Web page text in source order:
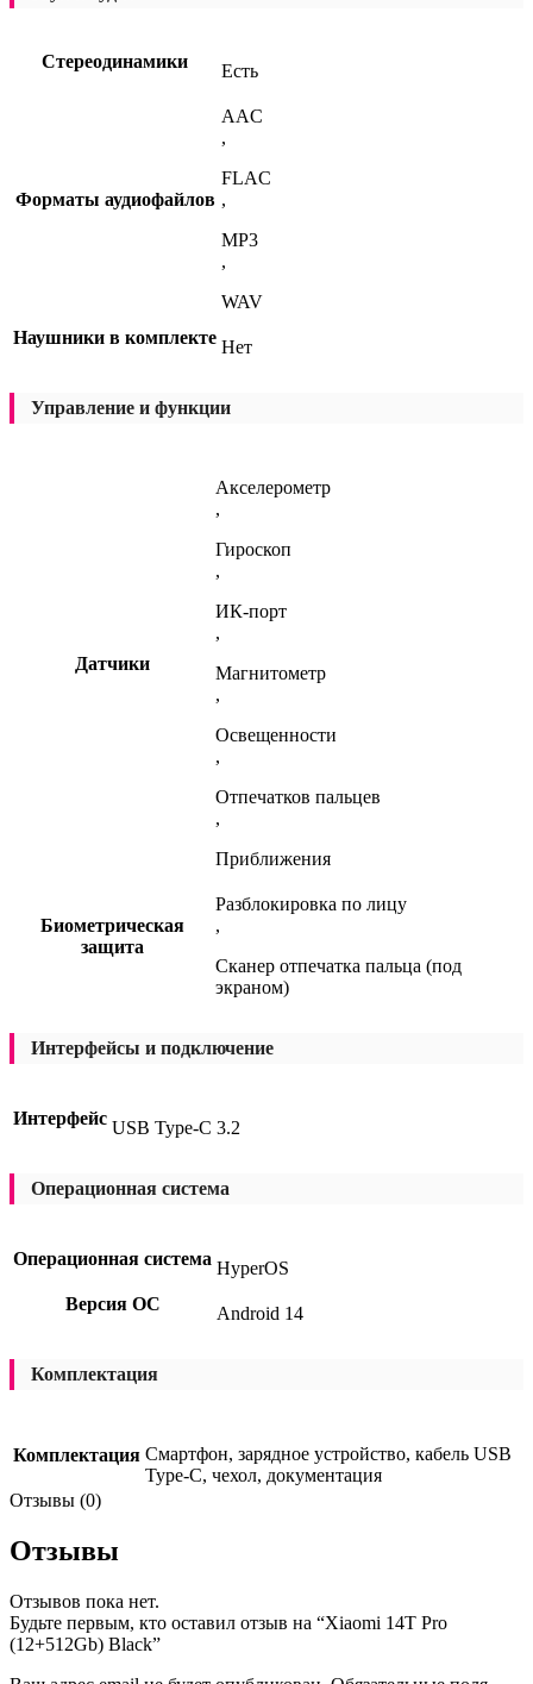
Стереодинамики Есть
Форматы аудиофайлов
AAC
,
FLAC
,
MP3
,
WAV
Наушники в комплекте Нет
Управление и функции
Датчики
Акселерометр
,
Гироскоп
,
ИК-порт
,
Магнитометр
,
Освещенности
,
Отпечатков пальцев
,
Приближения
Биометрическая
защита
Разблокировка по лицу
,
Сканер отпечатка пальца (под
экраном)
Интерфейсы и подключение
Интерфейс USB Type-C 3.2
Операционная система
Операционная система HyperOS
Версия ОС
Android 14
Комплектация
Комплектация Смартфон, зарядное устройство, кабель USB
Type-C, чехол, документация
Отзывы (0)
Отзывы
Отзывов пока нет.
Будьте первым, кто оставил отзыв на “Xiaomi 14Т Pro
(12+512Gb) Black”